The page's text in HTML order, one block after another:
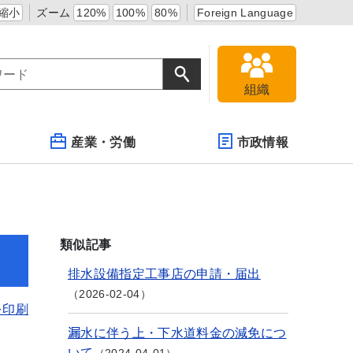
小 ズーム 120% 100% 80% Foreign Language
組織
産業・労働 市政情報
刷
類似記事
排水設備指定工事店の申請・届出
2026-02-04
漏水に伴う上・下水道料金の減免につ